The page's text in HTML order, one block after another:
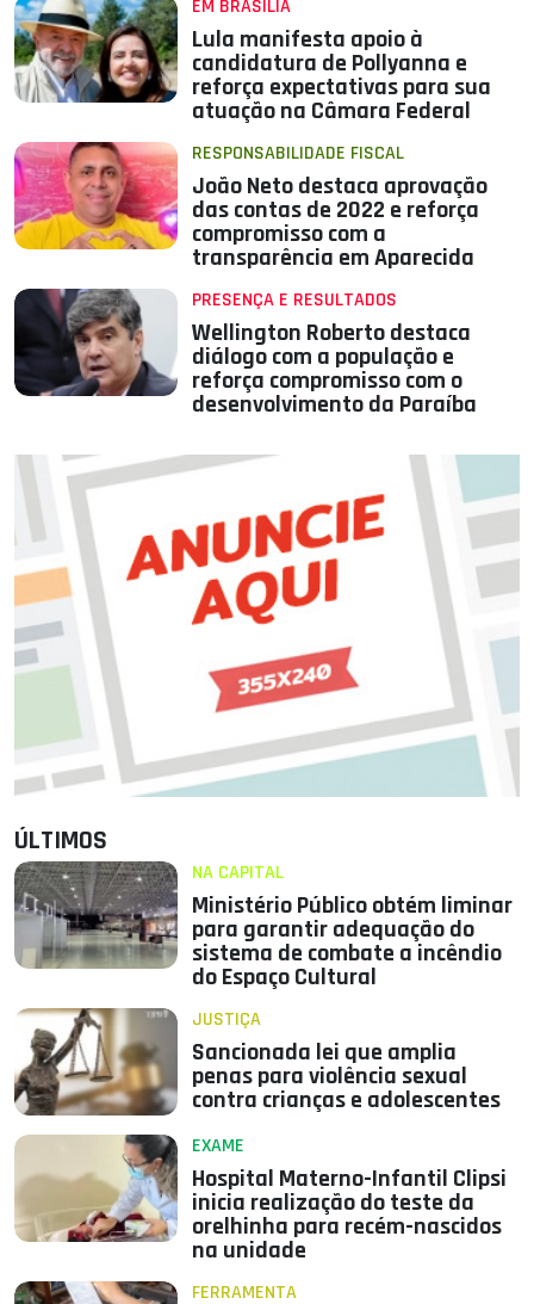
EM BRASÍLIA
Lula manifesta apoio à
candidatura de Pollyanna e
reforça expectativas para sua
atuação na Câmara Federal
RESPONSABILIDADE FISCAL
João Neto destaca aprovação
das contas de 2022 e reforça
compromisso com a
transparência em Aparecida
PRESENÇA E RESULTADOS
Wellington Roberto destaca
diálogo com a população e
reforça compromisso com o
desenvolvimento da Paraíba
ÚLTIMOS
NA CAPITAL
Ministério Público obtém liminar
para garantir adequação do
sistema de combate a incêndio
do Espaço Cultural
JUSTIÇA
Sancionada lei que amplia
penas para violência sexual
contra crianças e adolescentes
EXAME
Hospital Materno-Infantil Clipsi
inicia realização do teste da
orelhinha para recém-nascidos
na unidade
FERRAMENTA